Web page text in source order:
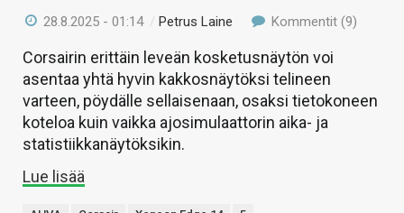
28.8.2025 - 01:14 /Petrus Laine Kommentit (9)
Corsairin erittäin leveän kosketusnäytön voi
asentaa yhtä hyvin kakkosnäytöksi telineen
varteen, pöydälle sellaisenaan, osaksi tietokoneen
koteloa kuin vaikka ajosimulaattorin aika- ja
statistiikkanäytöksikin.
Lue lisää